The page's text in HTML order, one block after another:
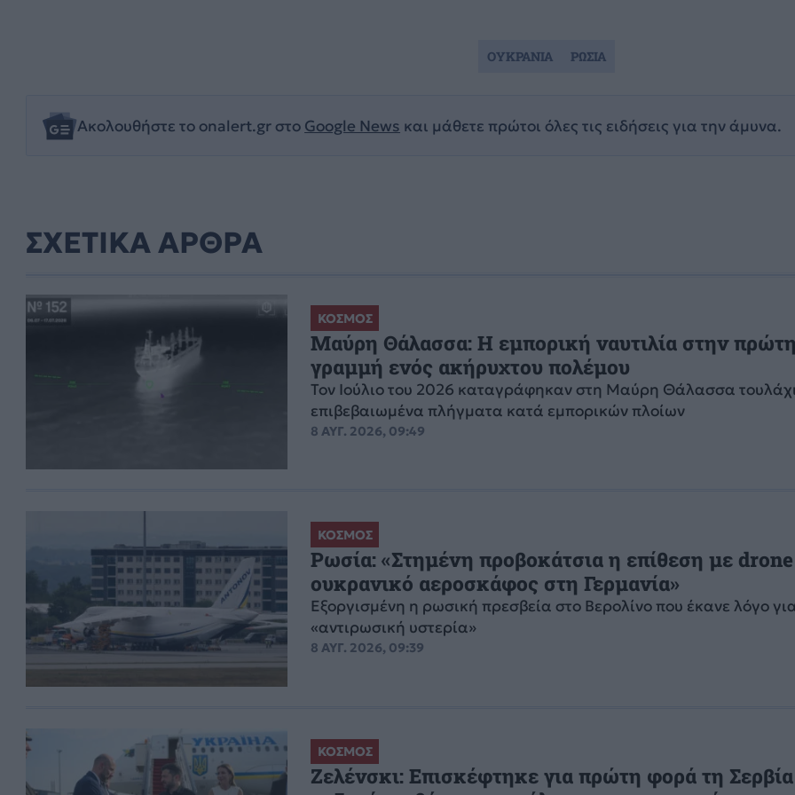
Ακολουθήστε το onalert.gr στο Google News και μάθετε πρώτοι όλες τις ειδήσεις για την άμυνα.
ΟΥΚΡΑΝΙΑ ΡΩΣΙΑ
ΣΧΕΤΙΚΑ ΑΡΘΡΑ
ΚΟΣΜΟΣ
Μαύρη Θάλασσα: Η εμπορική ναυτιλία στην
γραμμή ενός ακήρυχτου πολέμου
Τον Ιούλιο του 2026 καταγράφηκαν στη Μαύρη Θάλασσα
επιβεβαιωμένα πλήγματα κατά εμπορικών πλοίων
8 ΑΥΓ. 2026, 09:49
ΚΟΣΜΟΣ
Ρωσία: «Στημένη προβοκάτσια η επίθεση με
ουκρανικό αεροσκάφος στη Γερμανία»
Εξοργισμένη η ρωσική πρεσβεία στο Βερολίνο που έκανε λόγο
«αντιρωσική υστερία»
8 ΑΥΓ. 2026, 09:39
ΚΟΣΜΟΣ
Ζελένσκι: Επισκέφτηκε για πρώτη φορά τη